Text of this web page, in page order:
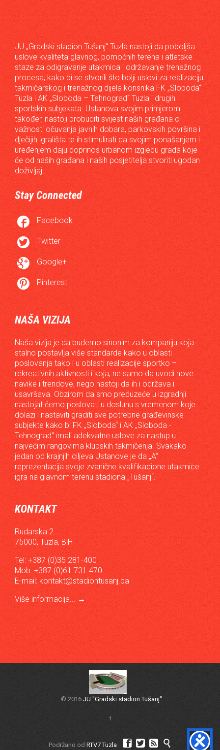
JU „Gradski stadion Tušanj“ Tuzla nastoji da poboljša
uslove kvaliteta glavnog, pomoćnih terena i atletske
staze za odigravanje utakmica i održavanje trenažnog
procesa, kako bi se stvorili što bolji uslovi za realizaciju
takmičarskog i trenažnog dijela korisnika FK „Sloboda“
Tuzla i AK „Sloboda – Tehnograd“ Tuzla i drugih
sportskih subjekata. Ustanova svojim primjerom
također, nastoji probuditi svijest naših građana o
važnosti očuvanja javnih dobara, parkovskih površina i
dječijih igrališta te ih stimulirati da svojim ponašanjem i
uređenjem daju doprinos urbanom izgledu grada koje
će od naših građana i naših posjetitelja stvoriti ugodan
doživljaj.
Stay Connected
 Facebook
 Twitter
 Google+
 Pinterest
NAŠA VIZIJA
Naša vizija je da budemo sinonim za kompaniju koja
stalno postavlja više standarde kako u oblasti
poslovanja tako i u oblasti realizacije sportko –
rekreativnih aktivnosti i koja, ne samo da uvodi nove
navike i trendove, nego nastoji da ih i održava i
usavršava. Obzirom da smo preduzeće u izgradnji
nastojat ćemo poslovati u dosluhu s vremenom koje
dolazi i nastaviti graditi sve potrebne građevinske
subjekte kako bi FK „Sloboda“ i AK „Sloboda -
Tehnograd“ imali adekvatne uslove za nastup u
najvećim rangovima klupskih takmičenja. Svakako
jedan od krajnjih ciljeva Ustanove je da „A“
reprezentacija svoje zvanične kvalifikacione utakmice
igra na glavnom terenu stadiona „Tušanj“.
KONTAKT
Rudarska 2
75000, Tuzla, BiH
Tel: +387 (0)35 281-400
Mob: +387 (0)61 731 470
E-mail: kontakt@stadiontusanj.ba
Više informacija...
→
© 2016 JU "Gradski stadion Tušanj"
↑
Podržano od RTV7 Tuzla    